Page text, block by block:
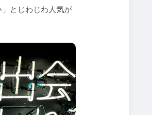
とじわじわ人気が